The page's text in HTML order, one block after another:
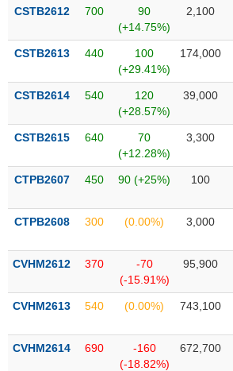
CSTB2612 700
90
(+14.75%)
2,100
CSTB2613 440
100
(+29.41%)
174,000
CSTB2614 540
120
(+28.57%)
39,000
CSTB2615 640
70
(+12.28%)
3,300
CTPB2607 450 90 (+25%) 100
CTPB2608 300 (0.00%) 3,000
CVHM2612 370
-70
(-15.91%)
95,900
CVHM2613 540 (0.00%) 743,100
CVHM2614 690
-160
(-18.82%)
672,700
KHỎE
CÔNG
THÔNG
DỊCH
TRUYỀN